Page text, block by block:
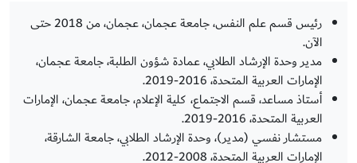
رئيس قسم علم النفس، جامعة عجمان، عجمان، من 2018 حتى
الآن.
مدير وحدة الإرشاد الطلابي، عمادة شؤون الطلبة، جامعة عجمان،
الإمارات العربية المتحدة، 2016-2019.
أستاذ مساعد، قسم الاجتماع، كلية الإعلام، جامعة عجمان، الإمارات
العربية المتحدة، 2016-2019.
مستشار نفسي (مدير)، وحدة الإرشاد الطلابي، جامعة الشارقة،
الإمارات العربية المتحدة، 2008-2012.